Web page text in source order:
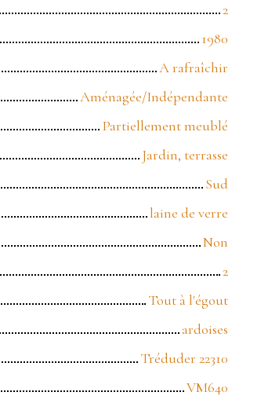
2
1980
A rafraîchir
Aménagée/Indépendante
Partiellement meublé
Jardin, terrasse
Sud
laine de verre
Non
2
Tout à l'égout
ardoises
Tréduder 22310
VM640